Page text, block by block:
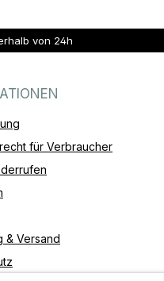
von 24h
für Verbraucher
& Versand